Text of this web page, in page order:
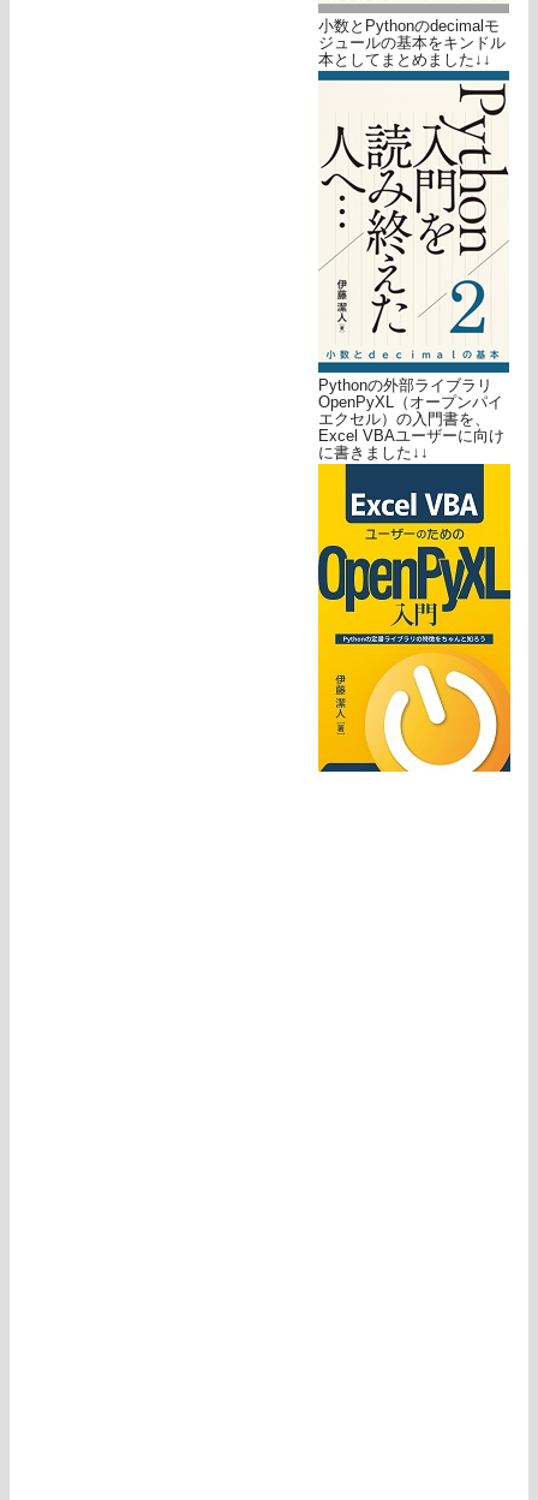
小数とPythonのdecimalモ
ジュールの基本をキンドル
本としてまとめました↓↓
Pythonの外部ライブラリ
OpenPyXL（オープンパイ
エクセル）の入門書を、
Excel VBAユーザーに向け
に書きました↓↓